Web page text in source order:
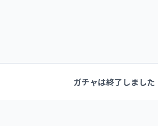
ガチャは終了しました